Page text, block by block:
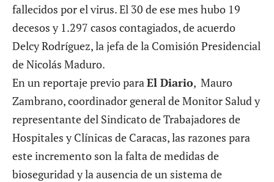
fallecidos por el virus. El 30 de ese mes hubo 19
decesos y 1.297 casos contagiados, de acuerdo
Delcy Rodríguez, la jefa de la Comisión Presidencial
de Nicolás Maduro.
En un reportaje previo para El Diario, Mauro
Zambrano, coordinador general de Monitor Salud y
representante del Sindicato de Trabajadores de
Hospitales y Clínicas de Caracas, las razones para
este incremento son la falta de medidas de
bioseguridad y la ausencia de un sistema de